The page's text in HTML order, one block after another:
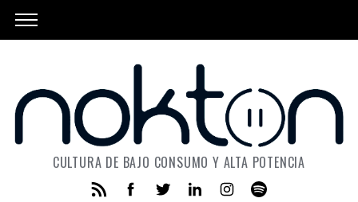
CULTURA DE BAJO CONSUMO Y ALTA POTENCIA